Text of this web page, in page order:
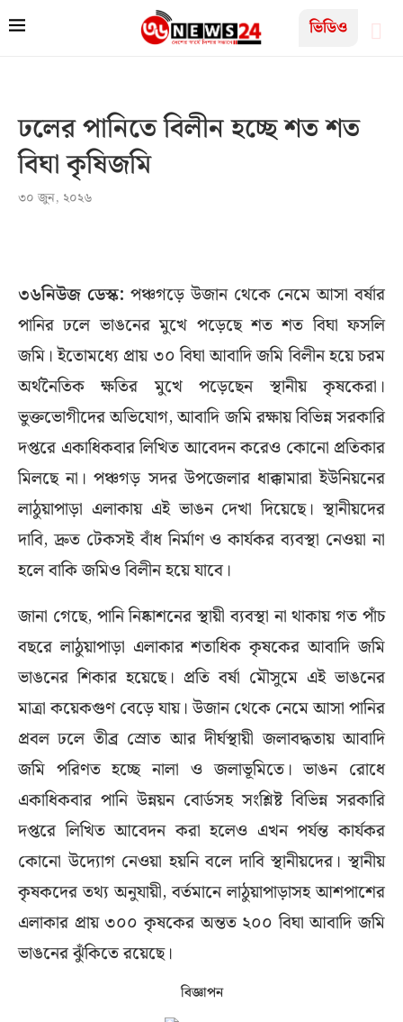
ভিডিও
ঢলের পানিতে বিলীন হচ্ছে শত শত
বিঘা কৃষিজমি
৩০ জুন, ২০২৬
৩৬নিউজ ডেস্ক: পঞ্চগড়ে উজান থেকে নেমে আসা বর্ষার
পানির ঢলে ভাঙনের মুখে পড়েছে শত শত বিঘা ফসলি
জমি। ইতোমধ্যে প্রায় ৩০ বিঘা আবাদি জমি বিলীন হয়ে চরম
অর্থনৈতিক ক্ষতির মুখে পড়েছেন স্থানীয় কৃষকেরা।
ভুক্তভোগীদের অভিযোগ, আবাদি জমি রক্ষায় বিভিন্ন সরকারি
দপ্তরে একাধিকবার লিখিত আবেদন করেও কোনো প্রতিকার
মিলছে না। পঞ্চগড় সদর উপজেলার ধাক্কামারা ইউনিয়নের
লাঠুয়াপাড়া এলাকায় এই ভাঙন দেখা দিয়েছে। স্থানীয়দের
দাবি, দ্রুত টেকসই বাঁধ নির্মাণ ও কার্যকর ব্যবস্থা নেওয়া না
হলে বাকি জমিও বিলীন হয়ে যাবে।
জানা গেছে, পানি নিষ্কাশনের স্থায়ী ব্যবস্থা না থাকায় গত পাঁচ
বছরে লাঠুয়াপাড়া এলাকার শতাধিক কৃষকের আবাদি জমি
ভাঙনের শিকার হয়েছে। প্রতি বর্ষা মৌসুমে এই ভাঙনের
মাত্রা কয়েকগুণ বেড়ে যায়। উজান থেকে নেমে আসা পানির
প্রবল ঢলে তীব্র স্রোত আর দীর্ঘস্থায়ী জলাবদ্ধতায় আবাদি
জমি পরিণত হচ্ছে নালা ও জলাভূমিতে। ভাঙন রোধে
একাধিকবার পানি উন্নয়ন বোর্ডসহ সংশ্লিষ্ট বিভিন্ন সরকারি
দপ্তরে লিখিত আবেদন করা হলেও এখন পর্যন্ত কার্যকর
কোনো উদ্যোগ নেওয়া হয়নি বলে দাবি স্থানীয়দের। স্থানীয়
কৃষকদের তথ্য অনুযায়ী, বর্তমানে লাঠুয়াপাড়াসহ আশপাশের
এলাকার প্রায় ৩০০ কৃষকের অন্তত ২০০ বিঘা আবাদি জমি
ভাঙনের ঝুঁকিতে রয়েছে।
বিজ্ঞাপন